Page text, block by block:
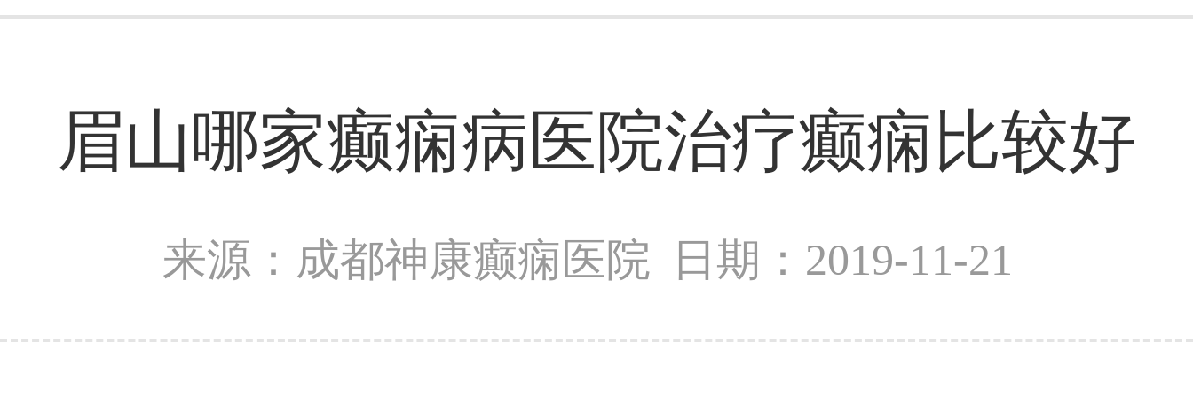
眉山哪家癫痫病医院治疗癫痫比较好
来源：成都神康癫痫医院 日期：2019-11-21